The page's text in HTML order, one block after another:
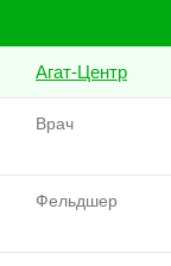
Агат-Центр
Врач
Фельдшер